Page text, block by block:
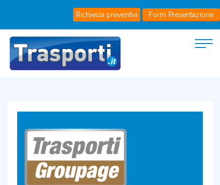
Richiesta preventivi Form Presentazione